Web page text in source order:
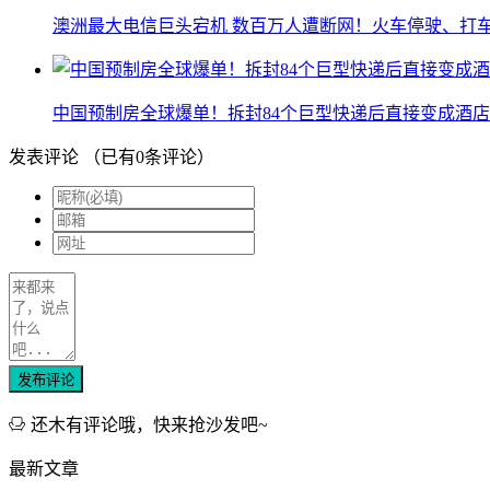
澳洲最大电信巨头宕机 数百万人遭断网！火车停驶、打
中国预制房全球爆单！拆封84个巨型快递后直接变成酒店
发表评论 （已有0条评论）
发布评论
还木有评论哦，快来抢沙发吧~
最新文章